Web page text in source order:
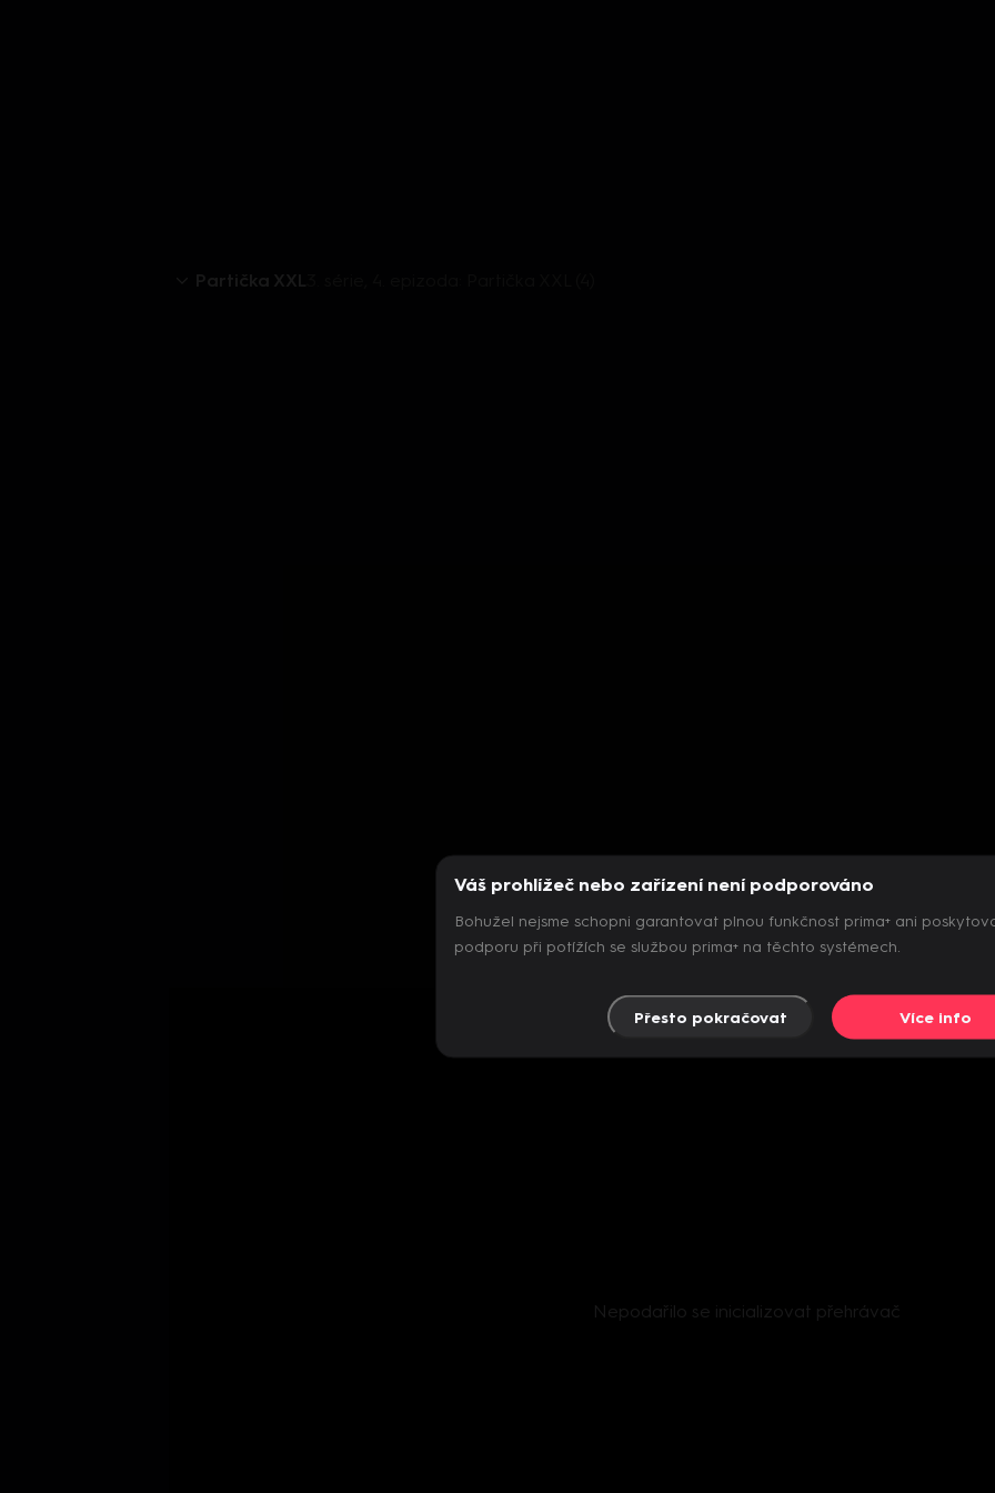
Nepodařilo se inicializovat přehrávač
Váš prohlížeč nebo zařízení není podporováno
Bohužel nejsme schopni garantovat plnou funkčnost prima+ ani
podporu při potížích se službou prima+ na těchto systémech.
Přesto pokračovat Více info